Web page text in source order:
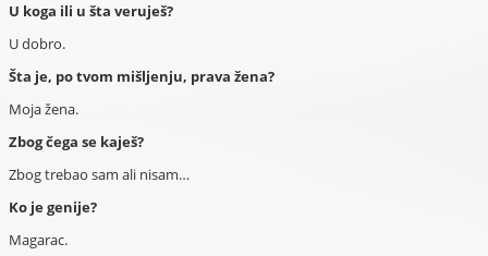
U koga ili u šta veruješ?
U dobro.
Šta je, po tvom mišljenju, prava žena?
Moja žena.
Zbog čega se kaješ?
Zbog trebao sam ali nisam…
Ko je genije?
Magarac.